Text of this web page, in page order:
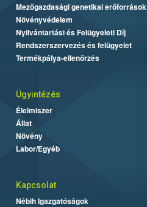
Mezőgazdasági genetikai erőforrások
Növényvédelem
Nyilvántartási és Felügyeleti Díj
Rendszerszervezés és felügyelet
Termékpálya-ellenőrzés
Ügyintézés
Élelmiszer
Állat
Növény
Labor/Egyéb
Kapcsolat
Nébih Igazgatóságok